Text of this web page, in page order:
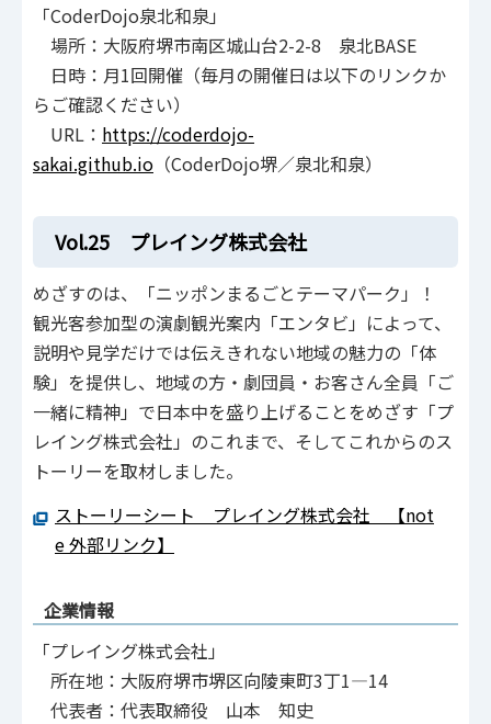
「CoderDojo泉北和泉」
場所：大阪府堺市南区城山台2-2-8 泉北BASE
日時：月1回開催（毎月の開催日は以下のリンクか
らご確認ください）
URL： https://coderdojo-
sakai.github.io （CoderDojo堺／泉北和泉）
Vol.25 プレイング株式会社
めざすのは、「ニッポンまるごとテーマパーク」！
観光客参加型の演劇観光案内「エンタビ」によって、
説明や見学だけでは伝えきれない地域の魅力の「体
験」を提供し、地域の方・劇団員・お客さん全員「ご
一緒に精神」で日本中を盛り上げることをめざす「プ
レイング株式会社」のこれまで、そしてこれからのス
トーリーを取材しました。
ストーリーシート プレイング株式会社 【not
e 外部リンク】
企業情報
「プレイング株式会社」
所在地：大阪府堺市堺区向陵東町3丁1―14
代表者：代表取締役 山本 知史